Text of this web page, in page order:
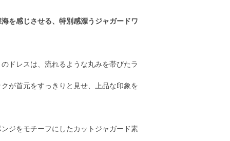
を感じさせる、特別感漂うジャガードワ
ドレスは、流れるような丸みを帯びたラ
が首元をすっきりと見せ、上品な印象を
ジをモチーフにしたカットジャガード素